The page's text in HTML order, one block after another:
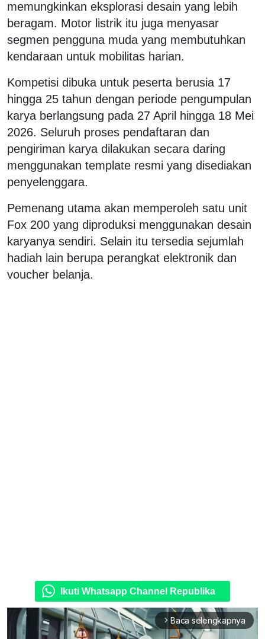
memungkinkan eksplorasi desain yang lebih
beragam. Motor listrik itu juga menyasar
segmen pengguna muda yang membutuhkan
kendaraan untuk mobilitas harian.
Kompetisi dibuka untuk peserta berusia 17
hingga 25 tahun dengan periode pengumpulan
karya berlangsung pada 27 April hingga 18 Mei
2026. Seluruh proses pendaftaran dan
pengiriman karya dilakukan secara daring
menggunakan template resmi yang disediakan
penyelenggara.
Pemenang utama akan memperoleh satu unit
Fox 200 yang diproduksi menggunakan desain
karyanya sendiri. Selain itu tersedia sejumlah
hadiah lain berupa perangkat elektronik dan
voucher belanja.
Ikuti Whatsapp Channel Republika
arrow_forward_ios Baca selengkapnya